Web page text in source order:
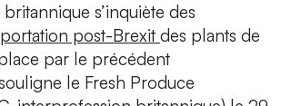
s’inquiète des
post-Brexit des plants de
par le précédent
le Fresh Produce